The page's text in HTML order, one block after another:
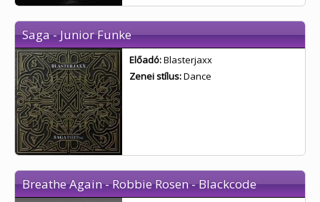
Saga - Junior Funke
Előadó:Blasterjaxx
Zenei stílus:Dance
Breathe Again - Robbie Rosen - Blackcode